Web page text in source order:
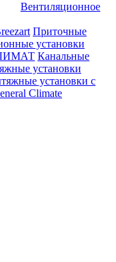
Вентиляционное
Приточные
установки
Канальные
установки
установки с
Climate